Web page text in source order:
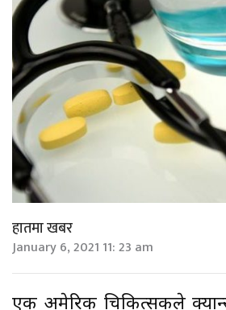
हातमा खबर
January 6, 2021 11: 23 am
एक अमेरिकी चिकित्सकले